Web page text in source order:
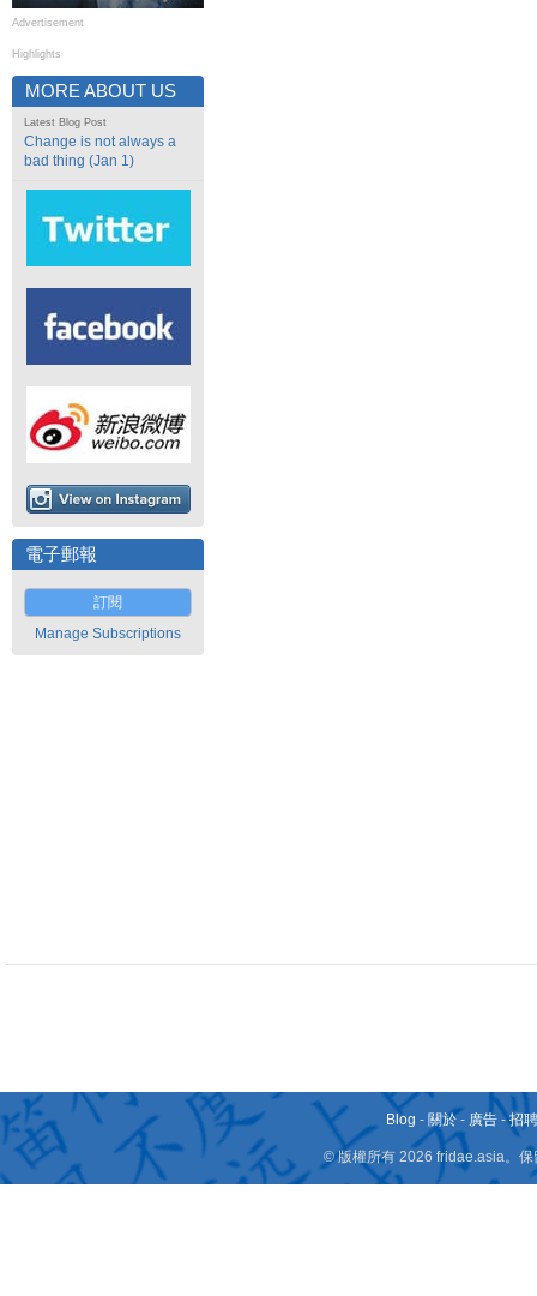
Advertisement
Highlights
MORE ABOUT US
Latest Blog Post
Change is not always a
bad thing (Jan 1)
電子郵報
訂閱
Manage Subscriptions
Blog - 關於 - 廣告 -招
© 版權所有 2026 fridae.asia。